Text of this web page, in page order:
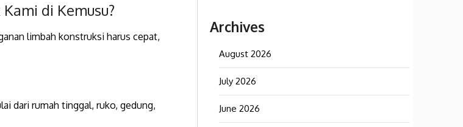
di Kemusu?
limbah konstruksi harus cepat,
dari rumah tinggal, ruko, gedung,
Archives
August 2026
July 2026
June 2026